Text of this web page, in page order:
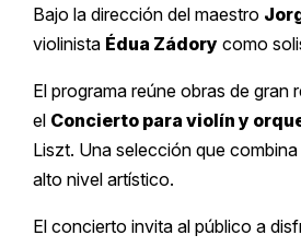
Bajo la dirección del maestro
violinista Édua Zádory como
El programa reúne obras de
el Concierto para violín y
Liszt. Una selección que
alto nivel artístico.
El concierto invita al público a